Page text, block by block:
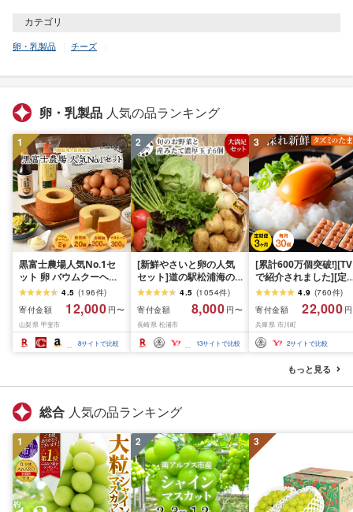
カテゴリ
卵・乳製品 チーズ
卵・乳製品 人気の品ランキング
1
黒富士農場人気No.1セ
ット 卵 バウムクーヘン
たまご タマゴ 玉子 鶏卵
マヨネーズ 贈答 ギフト
お取り寄せ スイーツ お
菓子 山梨 黒富士農場 産
みたて 新鮮 自然卵 放牧
卵 卵かけご飯 たまごか
4.5 (196件)
寄付金額
12,000 円〜
山梨県 甲斐市
8サイトで比較
2
[新鮮やさいと卵の人気
セット]道の駅松浦海の
ふるさと館『旬のお野菜
+産みたて濃厚玉子6個』
の大満足セット![A8-
039]ふるさと納税 野菜
ふるさと納税 やさい 詰
め合わせ 野菜セット 旬
4.5 (1054件)
寄付金額
8,000 円〜
長崎県 松浦市
13サイトで比較
3
[累計600万個突破!][TV
で紹介されました][定
便]タズミの卵(30個×3
月)022AB01N./こだ
卵 市川町産 兵庫県産
まご たまごかけご飯
子 生卵 鶏卵 タマゴ 卵
き TKG 3か月 定期便
4.9 (760件)
寄付金額
22,000
兵庫県 市川町
2サイトで比較
もっと見る
総合 人気の品ランキング
1 2 3